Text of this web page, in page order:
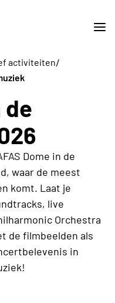
activiteiten/
de
Dome in de
waar de meest
komt. Laat je
live
Orchestra
de filmbeelden als
in